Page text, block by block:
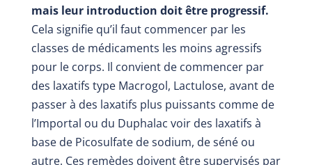
mais leur introduction doit être progressif.
Cela signifie qu’il faut commencer par les
classes de médicaments les moins agressifs
pour le corps. Il convient de commencer par
des laxatifs type Macrogol, Lactulose, avant de
passer à des laxatifs plus puissants comme de
l’Importal ou du Duphalac voir des laxatifs à
base de Picosulfate de sodium, de séné ou
autre. Ces remèdes doivent être supervisés par